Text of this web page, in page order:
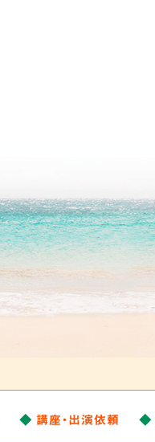
講座・出演依頼